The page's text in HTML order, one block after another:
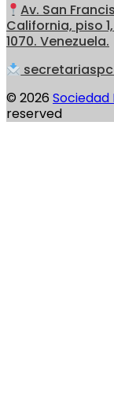
Av. San
California, piso
1070. Venezuela.
© 2026
reserved